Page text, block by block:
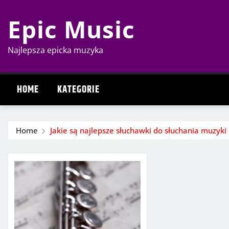
content
Epic Music
Najlepsza epicka muzyka
HOME KATEGORIE
Home Jakie są najlepsze słuchawki do słuchania